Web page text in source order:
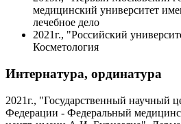
медицинский университет
лечебное дело
2021г., "Российский
Косметология
Интернатура, ординатура
2021г., "Государственный научный
Федерации - Федеральный